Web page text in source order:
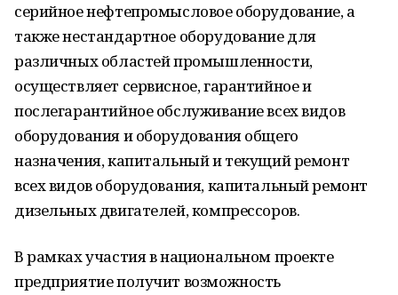
серийное нефтепромысловое оборудование, а
также нестандартное оборудование для
различных областей промышленности,
осуществляет сервисное, гарантийное и
послегарантийное обслуживание всех видов
оборудования и оборудования общего
назначения, капитальный и текущий ремонт
всех видов оборудования, капитальный ремонт
дизельных двигателей, компрессоров.
В рамках участия в национальном проекте
предприятие получит возможность